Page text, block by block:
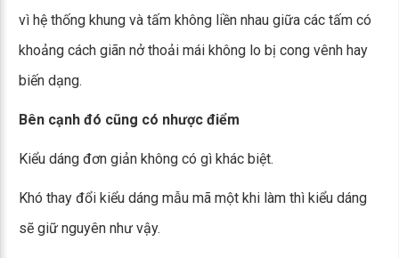
vì hệ thống khung và tấm không liền nhau giữa các tấm có
khoảng cách giãn nở thoải mái không lo bị cong vênh hay
biến dạng.
Bên cạnh đó cũng có nhược điểm
Kiểu dáng đơn giản không có gì khác biệt.
Khó thay đổi kiểu dáng mẫu mã một khi làm thì kiểu dáng
sẽ giữ nguyên như vậy.